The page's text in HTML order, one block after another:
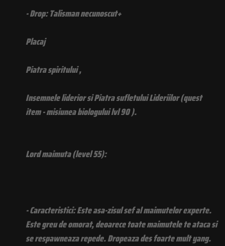
- Drop: Talisman necunoscut+
Placaj
Piatra spiritului ,
Insemnele liderior si Piatra sufletului Lideriilor (quest
item - misiunea biologului lvl 90 ).
Lord maimuta (level 55):
- Caracteristici: Este asa-zisul sef al maimutelor experte.
Este greu de omorat, deoarece toate maimutele te ataca si
se respawneaza repede. Dropeaza des foarte mult yang.